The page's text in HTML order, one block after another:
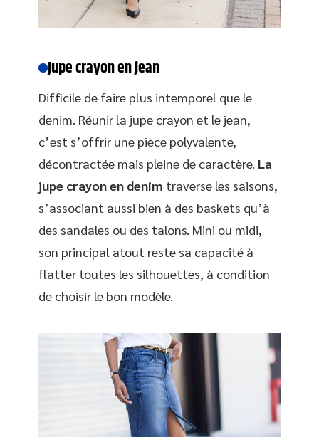
Jupe crayon en jean
Difficile de faire plus intemporel que le
denim. Réunir la jupe crayon et le jean,
c’est s’offrir une pièce polyvalente,
décontractée mais pleine de caractère. La
jupe crayon en denim traverse les saisons,
s’associant aussi bien à des baskets qu’à
des sandales ou des talons. Mini ou midi,
son principal atout reste sa capacité à
flatter toutes les silhouettes, à condition
de choisir le bon modèle.